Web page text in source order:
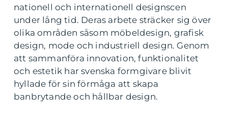
nationell och internationell designscen
under lång tid. Deras arbete sträcker sig över
olika områden såsom möbeldesign, grafisk
design, mode och industriell design. Genom
att sammanföra innovation, funktionalitet
och estetik har svenska formgivare blivit
hyllade för sin förmåga att skapa
banbrytande och hållbar design.